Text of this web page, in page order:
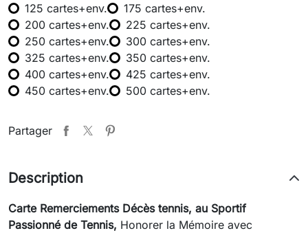
125 cartes+env.
175 cartes+env.
200 cartes+env.
225 cartes+env.
250 cartes+env.
300 cartes+env.
325 cartes+env.
350 cartes+env.
400 cartes+env.
425 cartes+env.
450 cartes+env.
500 cartes+env.
Partager
Description
Carte Remerciements Décès tennis, au Sportif
Passionné de Tennis, Honorer la Mémoire avec